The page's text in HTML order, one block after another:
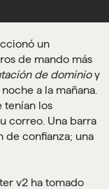
un
de mando más
de dominioy
a la mañana.
tenían los
correo. Una barra
de confianza; una
v2 ha tomado